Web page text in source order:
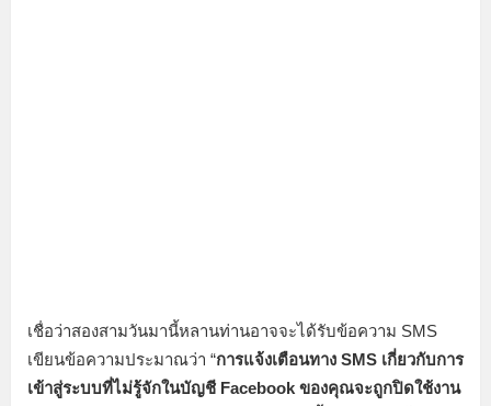
เชื่อว่าสองสามวันมานี้หลานท่านอาจจะได้รับข้อความ SMS
เขียนข้อความประมาณว่า “การแจ้งเตือนทาง SMS เกี่ยวกับการ
เข้าสู่ระบบที่ไม่รู้จักในบัญชี Facebook ของคุณจะถูกปิดใช้งาน